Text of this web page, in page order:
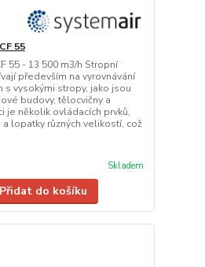
55
55 - 13 500 m3/h Stropní
především na vyrovnávání
vysokými stropy, jako jsou
budovy, tělocvičny a
je několik ovládacích prvků,
a lopatky různých velikostí, což
Skladem
Přidat do košíku